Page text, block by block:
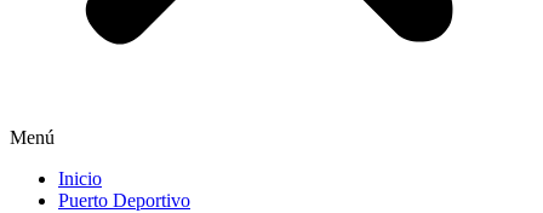
Menú
Inicio
Puerto Deportivo